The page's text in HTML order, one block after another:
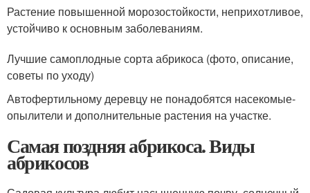
Растение повышенной морозостойкости, неприхотливое,
устойчиво к основным заболеваниям.
Лучшие самоплодные сорта абрикоса (фото, описание,
советы по уходу)
Автофертильному деревцу не понадобятся насекомые-
опылители и дополнительные растения на участке.
Самая поздняя абрикоса. Виды
абрикосов